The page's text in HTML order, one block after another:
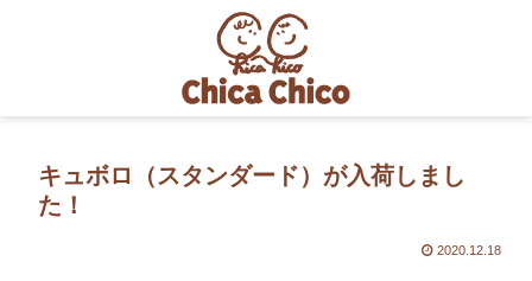
キュボロ（スタンダード）が入荷しまし
た！
2020.12.18